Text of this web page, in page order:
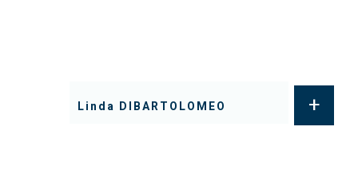
Linda DIBARTOLOMEO +